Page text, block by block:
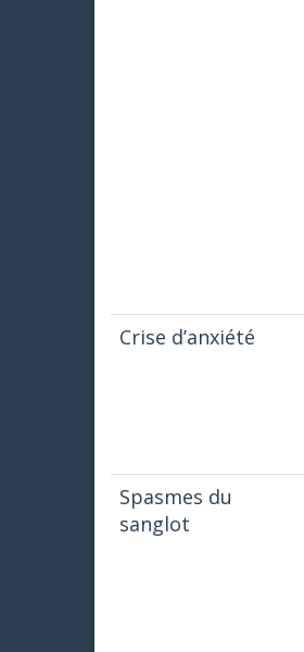
Crise d’anxiété
Spasmes du
sanglot